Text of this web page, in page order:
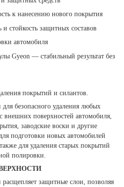
к нанесению нового покрытия
стойкость защитных составов
автомобиля
Gyeon — стабильный результат без
покрытий и силантов.
для безопасного удаления любых
внешних поверхностей автомобиля,
заводские воски и другие
подготовки новых автомобилей
для удаления старых покрытий
полировки.
защитные слои, позволяя